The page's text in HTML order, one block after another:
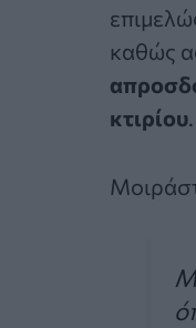
καθώς
κτιρίου.